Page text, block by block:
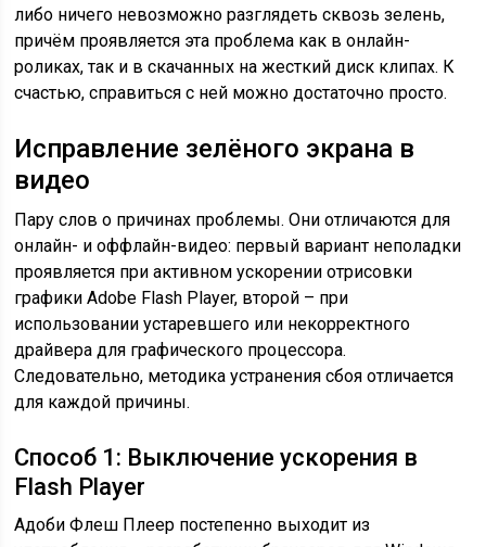
либо ничего невозможно разглядеть сквозь зелень,
причём проявляется эта проблема как в онлайн-
роликах, так и в скачанных на жесткий диск клипах. К
счастью, справиться с ней можно достаточно просто.
Исправление зелёного экрана в
видео
Пару слов о причинах проблемы. Они отличаются для
онлайн- и оффлайн-видео: первый вариант неполадки
проявляется при активном ускорении отрисовки
графики Adobe Flash Player, второй – при
использовании устаревшего или некорректного
драйвера для графического процессора.
Следовательно, методика устранения сбоя отличается
для каждой причины.
Способ 1: Выключение ускорения в
Flash Player
Адоби Флеш Плеер постепенно выходит из